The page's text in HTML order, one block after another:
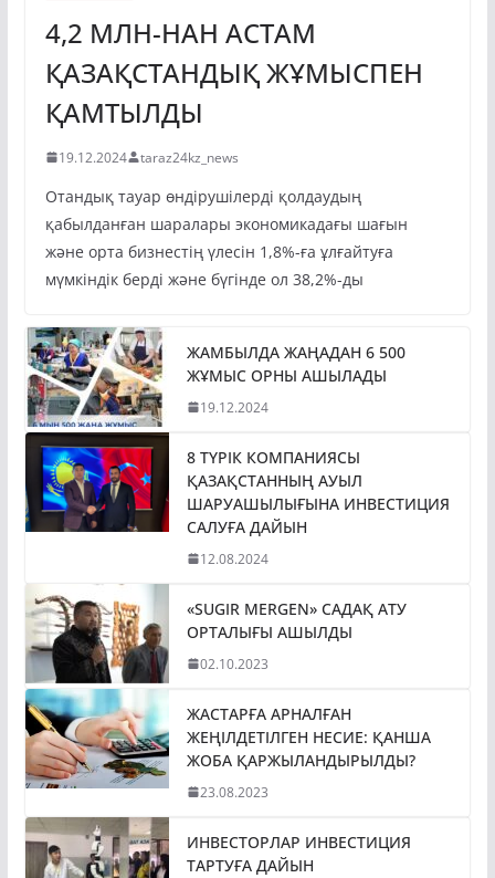
4,2 МЛН-НАН АСТАМ
ҚАЗАҚСТАНДЫҚ ЖҰМЫСПЕН
ҚАМТЫЛДЫ
19.12.2024 taraz24kz_news
Отандық тауар өндірушілерді қолдаудың
қабылданған шаралары экономикадағы шағын
және орта бизнестің үлесін 1,8%-ға ұлғайтуға
мүмкіндік берді және бүгінде ол 38,2%-ды
ЖАМБЫЛДА ЖАҢАДАН 6 500
ЖҰМЫС ОРНЫ АШЫЛАДЫ
19.12.2024
8 ТҮРІК КОМПАНИЯСЫ
ҚАЗАҚСТАННЫҢ АУЫЛ
ШАРУАШЫЛЫҒЫНА ИНВЕСТИЦИЯ
САЛУҒА ДАЙЫН
12.08.2024
«SUGIR MERGEN» САДАҚ АТУ
ОРТАЛЫҒЫ АШЫЛДЫ
02.10.2023
ЖАСТАРҒА АРНАЛҒАН
ЖЕҢІЛДЕТІЛГЕН НЕСИЕ: ҚАНША
ЖОБА ҚАРЖЫЛАНДЫРЫЛДЫ?
23.08.2023
ИНВЕСТОРЛАР ИНВЕСТИЦИЯ
ТАРТУҒА ДАЙЫН